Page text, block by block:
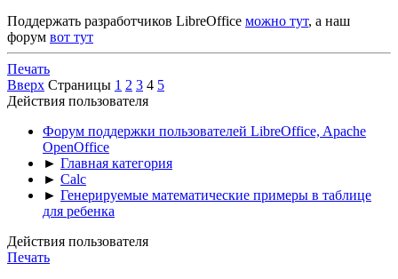
Поддержать разработчиков LibreOffice можно тут, а наш
форум вот тут
Печать
Вверх Страницы 1 2 3 4 5
Действия пользователя
Форум поддержки пользователей LibreOffice, Apache
OpenOffice
► Главная категория
► Calc
► Генерируемые математические примеры в таблице
для ребенка
Действия пользователя
Печать